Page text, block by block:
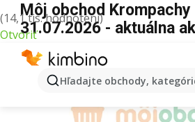
(14,1 tis. hodnotení)
Otvoriť
Hľadajte obchody,
Môj obchod Krompachy
31.07.2026 - aktuálna